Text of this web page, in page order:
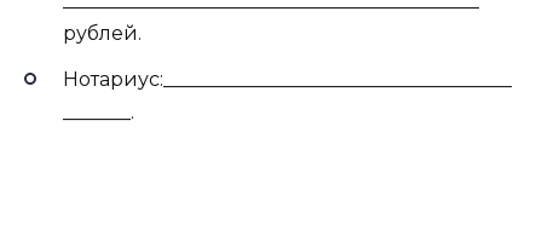
рублей.
Нотариус:____________________________________
_______.